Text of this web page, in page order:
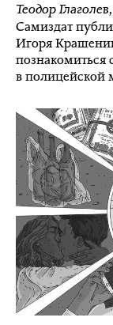
Теодор Глаголев
Самиздат
Игоря
познакомиться
в полицейской